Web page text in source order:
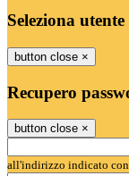
Seleziona utente
button close ×
Recupero
button close ×
all'indirizzo indicato